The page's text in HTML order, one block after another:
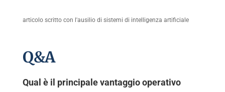
articolo scritto con l'ausilio di sistemi di intelligenza artificiale
Q&A
Qual è il principale vantaggio operativo